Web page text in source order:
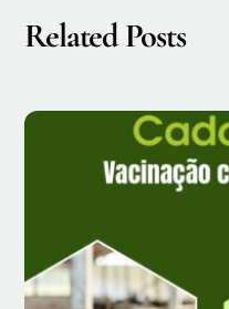
Related Posts